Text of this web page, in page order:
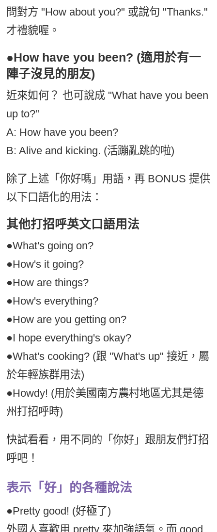
問對方 "How about you?" 或說句 "Thanks."
才禮貌喔。
●How have you been? (適用於有一
陣子沒見的朋友)
近來如何？ 也可說成 "What have you been
up to?"
A: How have you been?
B: Alive and kicking. (活蹦亂跳的啦)
除了上述「你好嗎」用語，再 BONUS 提供
以下口語化的用法：
其他打招呼英文口語用法
●What's going on?
●How's it going?
●How are things?
●How's everything?
●How are you getting on?
●I hope everything's okay?
●What's cooking? (跟 "What's up" 接近，屬
於年輕族群用法)
●Howdy! (用於美國南方農村地區尤其是德
州打招呼時)
快試看看，用不同的「你好」跟朋友們打招
呼吧！
表示「好」的各種說法
●Pretty good! (好極了)
外國人喜歡用 pretty 來加強語氣。而 good